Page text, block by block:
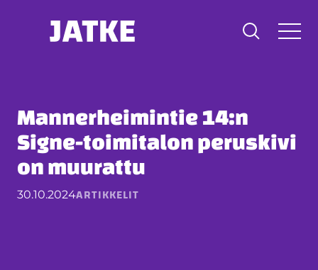
Mannerheimintie 14:n
Signe-toimitalon peruskivi
on muurattu
30.10.2024ARTIKKELIT